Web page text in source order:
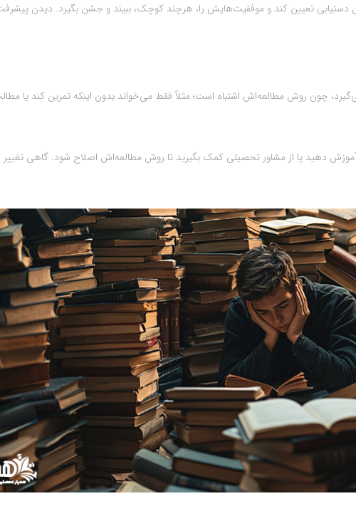
تعیین کند و موفقیت‌هایش را، هرچند کوچک، ببیند و جشن بگیرد. دیدن
چون روش مطالعه‌اش اشتباه است؛ مثلاً فقط می‌خواند بدون اینکه تمرین کند یا
دهید یا از مشاور تحصیلی کمک بگیرید تا روش مطالعه‌اش اصلاح شود. گاهی